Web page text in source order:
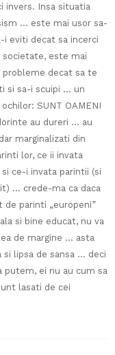
invers. Insa situatia
… este mai usor sa-
i eviti decat sa incerci
societate, este mai
probleme decat sa te
si sa-i scuipi … un
SUNT OAMENI
au dureri … au
marginalizati din
lor, ce ii invata
ce-i invata parintii (si
… crede-ma ca daca
de parinti „europeni”
si bine educat, nu va
de margine … asta
lipsa de sansa … deci
ei nu au cum sa
lasati de cei